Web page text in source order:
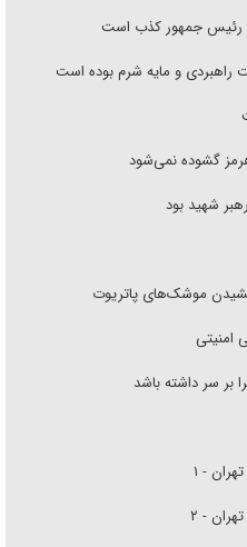
رئیس جمهور کذب است
راهبردی و مایه شرم بوده است
گشوده نمی‌شود
شهید بود
کشیدن موشک‌های پاتریوت
امنیتی
بر سر داشته باشد
- ۱
- ۲